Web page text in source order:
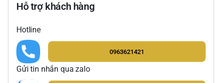
Hỗ trợ khách hàng
Hotline
0963621421
Gửi tin nhắn qua zalo